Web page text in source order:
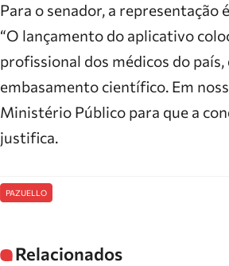
Para o senador, a representação
“O lançamento do aplicativo
profissional dos médicos do
embasamento científico. Em
Ministério Público para que a
justifica.
PAZUELLO
Relacionados